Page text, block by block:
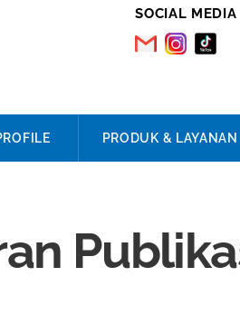
PRODUK & LAYANAN
SOCIAL MEDIA